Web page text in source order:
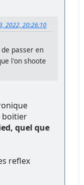
2022, 20:26:10
passer en
l'on shoote
boitier
quel que
reflex